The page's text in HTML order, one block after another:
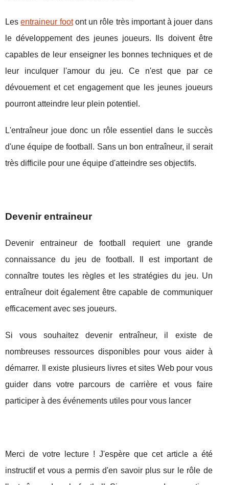
Lesentraineur footont un rôle très important à jouer dans
le développement des jeunes joueurs. Ils doivent être
capables de leur enseigner les bonnes techniques et de
leur inculquer l'amour du jeu. Ce n'est que par ce
dévouement et cet engagement que les jeunes joueurs
pourront atteindre leur plein potentiel.
L'entraîneur joue donc un rôle essentiel dans le succès
d'une équipe de football. Sans un bon entraîneur, il serait
très difficile pour une équipe d'atteindre ses objectifs.
Devenir entraineur
Devenir entraineur de football requiert une grande
connaissance du jeu de football. Il est important de
connaître toutes les règles et les stratégies du jeu. Un
entraîneur doit également être capable de communiquer
efficacement avec ses joueurs.
Si vous souhaitez devenir entraîneur, il existe de
nombreuses ressources disponibles pour vous aider à
démarrer. Il existe plusieurs livres et sites Web pour vous
guider dans votre parcours de carrière et vous faire
participer à des événements utiles pour vous lancer
Merci de votre lecture ! J'espère que cet article a été
instructif et vous a permis d'en savoir plus sur le rôle de